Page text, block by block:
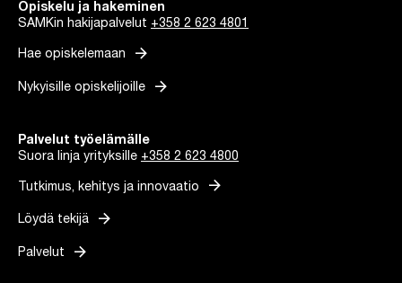
Opiskelu ja hakeminen
SAMKin hakijapalvelut +358 2 623 4801
Hae opiskelemaan arrow_forward
Nykyisille opiskelijoille arrow_forward
Palvelut työelämälle
Suora linja yrityksille +358 2 623 4800
Tutkimus, kehitys ja innovaatio arrow_forward
Löydä tekijä arrow_forward
Palvelut arrow_forward